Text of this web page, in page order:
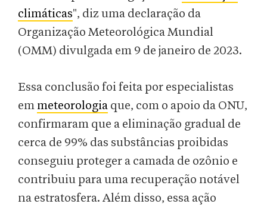
climáticas", diz uma declaração da
Organização Meteorológica Mundial
(OMM) divulgada em 9 de janeiro de 2023.
Essa conclusão foi feita por especialistas
em meteorologia que, com o apoio da ONU,
confirmaram que a eliminação gradual de
cerca de 99% das substâncias proibidas
conseguiu proteger a camada de ozônio e
contribuiu para uma recuperação notável
na estratosfera. Além disso, essa ação